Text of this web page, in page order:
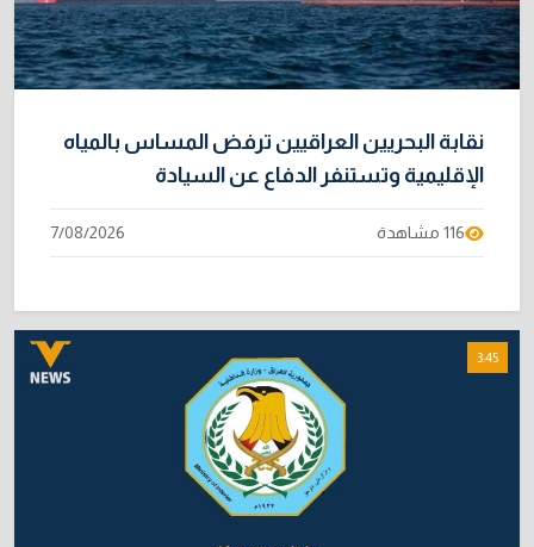
نقابة البحريين العراقيين ترفض المساس بالمياه
الإقليمية وتستنفر الدفاع عن السيادة
116 مشاهدة 7/08/2026
3:45